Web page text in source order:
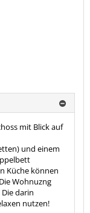
mit Blick auf
und einem
Küche können
Wohnuzng
darin
nutzen!